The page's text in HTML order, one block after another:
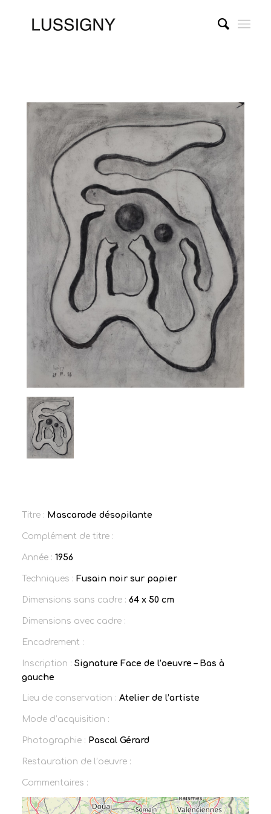
Titre : Mascarade désopilante
Complément de titre :
Année : 1956
Techniques : Fusain noir sur papier
Dimensions sans cadre : 64 x 50 cm
Dimensions avec cadre :
Encadrement :
Inscription : Signature Face de l’oeuvre – Bas à
gauche
Lieu de conservation : Atelier de l’artiste
Mode d’acquisition :
Photographie : Pascal Gérard
Restauration de l’oeuvre :
Commentaires :